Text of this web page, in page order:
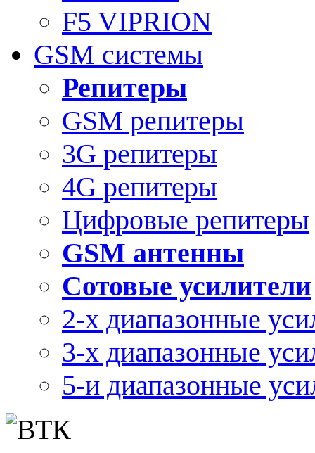
F5 VIPRION
GSM системы
Репитеры
GSM репитеры
3G репитеры
4G репитеры
Цифровые репитеры
GSM антенны
Сотовые усилители
2-х диапазонные
3-х диапазонные
5-и диапазонные